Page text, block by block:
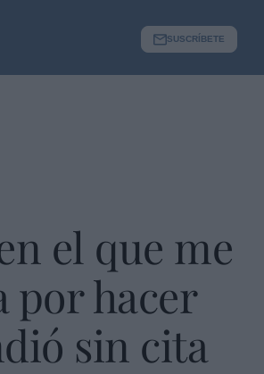
SUSCRÍBETE
el que me
por hacer
sin cita